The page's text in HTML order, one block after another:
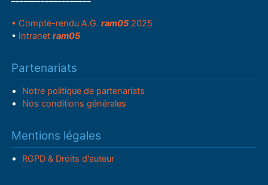
• Compte-rendu A.G.ram05 2025
• Intranetram05
Partenariats
Notre politique de partenariats
Nos conditions générales
Mentions légales
RGPD & Droits d'auteur